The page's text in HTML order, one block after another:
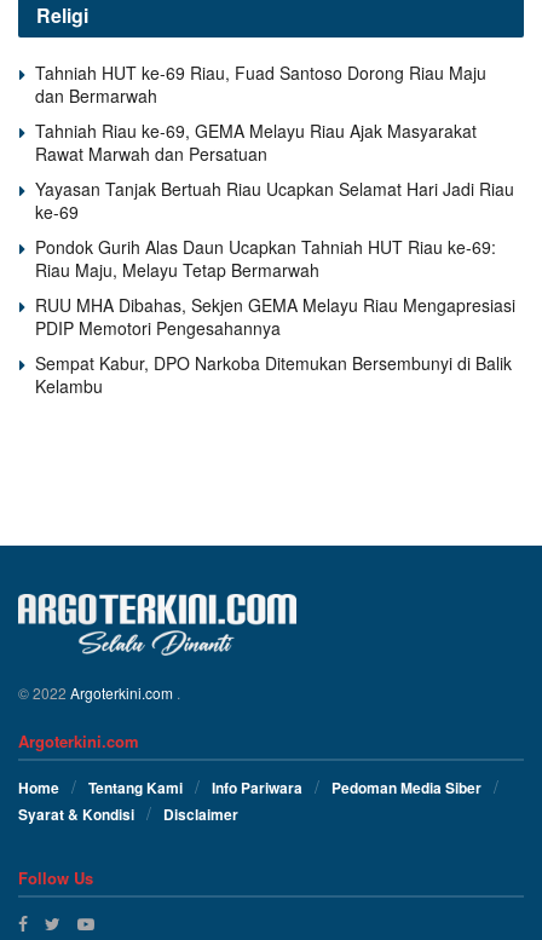
Religi
Tahniah HUT ke-69 Riau, Fuad Santoso Dorong Riau Maju
dan Bermarwah
Tahniah Riau ke-69, GEMA Melayu Riau Ajak Masyarakat
Rawat Marwah dan Persatuan
Yayasan Tanjak Bertuah Riau Ucapkan Selamat Hari Jadi Riau
ke-69
Pondok Gurih Alas Daun Ucapkan Tahniah HUT Riau ke-69:
Riau Maju, Melayu Tetap Bermarwah
RUU MHA Dibahas, Sekjen GEMA Melayu Riau Mengapresiasi
PDIP Memotori Pengesahannya
Sempat Kabur, DPO Narkoba Ditemukan Bersembunyi di Balik
Kelambu
© 2022 Argoterkini.com .
Argoterkini.com
Home Tentang Kami Info Pariwara
Pedoman Media Siber
Syarat & Kondisi
Disclaimer
Follow Us